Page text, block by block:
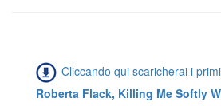
Cliccando qui scaricherai i
Roberta Flack, Killing Me Softly